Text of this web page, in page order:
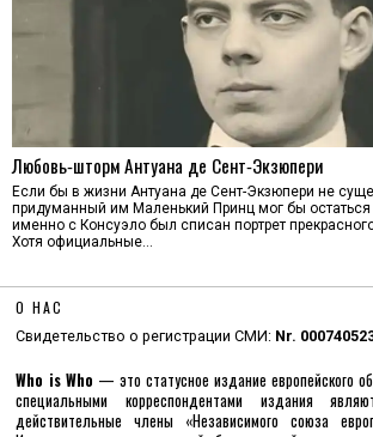
Любовь‑шторм Антуана де Сент‑Экзюпери
Если бы в жизни Антуана де Сент-Экзюпери не
придуманный им Маленький Принц мог бы
именно с Консуэло был списан портрет
Хотя официальные…
О НАС
Свидетельство о регистрации СМИ: Nr.
Who is Who — это статусное издание европейского
специальными корреспондентами издания
действительные члены «Независимого союза